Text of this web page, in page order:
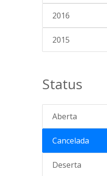
2016
2015
Status
Aberta
Cancelada
Deserta